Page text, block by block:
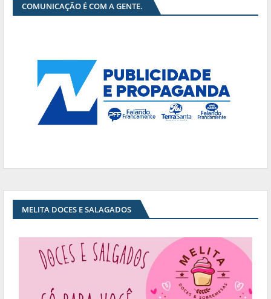
COMUNICAÇÃO É COM A GENTE.
MELITA DOCES E SALAGADOS